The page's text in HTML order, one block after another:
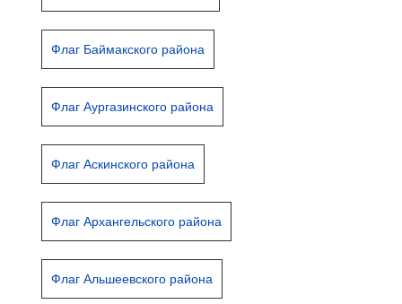
Флаг Баймакского района
Флаг Аургазинского района
Флаг Аскинского района
Флаг Архангельского района
Флаг Альшеевского района